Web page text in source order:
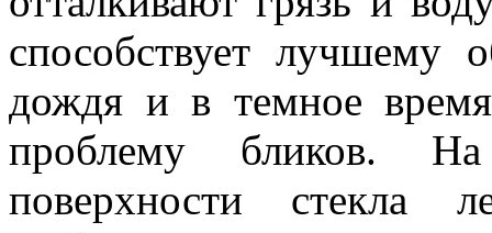
способствует лучшему
дождя и в темное
проблему бликов. На
поверхности стекла